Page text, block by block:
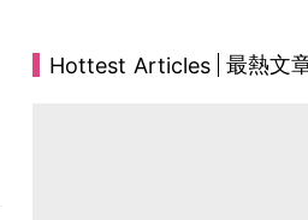
Hottest Articles 最熱文